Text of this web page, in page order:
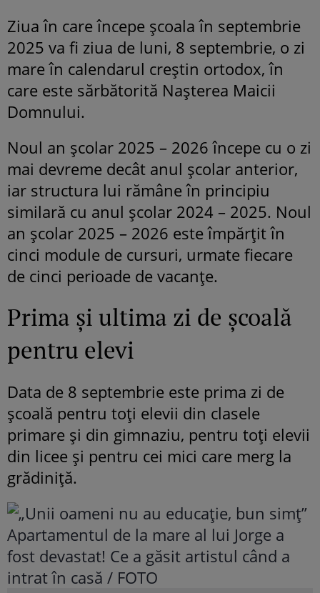
Ziua în care începe școala în septembrie
2025 va fi ziua de luni, 8 septembrie, o zi
mare în calendarul creștin ortodox, în
care este sărbătorită Nașterea Maicii
Domnului.
Noul an școlar 2025 – 2026 începe cu o zi
mai devreme decât anul școlar anterior,
iar structura lui rămâne în principiu
similară cu anul școlar 2024 – 2025. Noul
an școlar 2025 – 2026 este împărțit în
cinci module de cursuri, urmate fiecare
de cinci perioade de vacanțe.
Prima și ultima zi de școală
pentru elevi
Data de 8 septembrie este prima zi de
școală pentru toți elevii din clasele
primare și din gimnaziu, pentru toți elevii
din licee și pentru cei mici care merg la
grădiniță.